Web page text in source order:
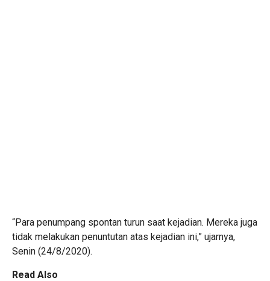
“Para penumpang spontan turun saat kejadian. Mereka juga
tidak melakukan penuntutan atas kejadian ini,” ujarnya,
Senin (24/8/2020).
Read Also